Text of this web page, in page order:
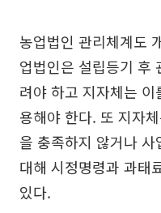
농업법인 관리체계도
업법인은 설립등기 후
려야 하고 지자체는
용해야 한다. 또 지자
을 충족하지 않거나
대해 시정명령과 과태
있다.